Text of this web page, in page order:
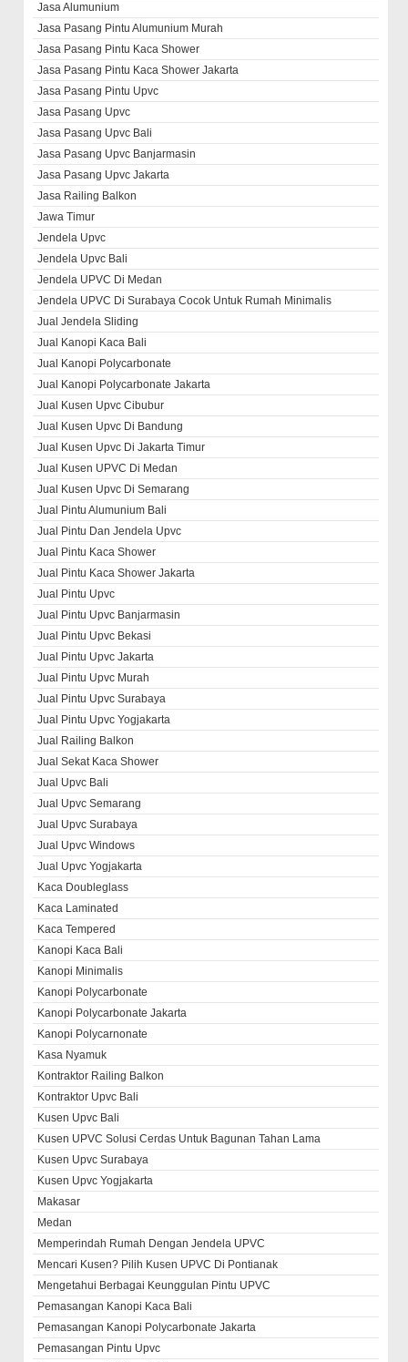
Jasa Alumunium
Jasa Pasang Pintu Alumunium Murah
Jasa Pasang Pintu Kaca Shower
Jasa Pasang Pintu Kaca Shower Jakarta
Jasa Pasang Pintu Upvc
Jasa Pasang Upvc
Jasa Pasang Upvc Bali
Jasa Pasang Upvc Banjarmasin
Jasa Pasang Upvc Jakarta
Jasa Railing Balkon
Jawa Timur
Jendela Upvc
Jendela Upvc Bali
Jendela UPVC Di Medan
Jendela UPVC Di Surabaya Cocok Untuk Rumah Minimalis
Jual Jendela Sliding
Jual Kanopi Kaca Bali
Jual Kanopi Polycarbonate
Jual Kanopi Polycarbonate Jakarta
Jual Kusen Upvc Cibubur
Jual Kusen Upvc Di Bandung
Jual Kusen Upvc Di Jakarta Timur
Jual Kusen UPVC Di Medan
Jual Kusen Upvc Di Semarang
Jual Pintu Alumunium Bali
Jual Pintu Dan Jendela Upvc
Jual Pintu Kaca Shower
Jual Pintu Kaca Shower Jakarta
Jual Pintu Upvc
Jual Pintu Upvc Banjarmasin
Jual Pintu Upvc Bekasi
Jual Pintu Upvc Jakarta
Jual Pintu Upvc Murah
Jual Pintu Upvc Surabaya
Jual Pintu Upvc Yogjakarta
Jual Railing Balkon
Jual Sekat Kaca Shower
Jual Upvc Bali
Jual Upvc Semarang
Jual Upvc Surabaya
Jual Upvc Windows
Jual Upvc Yogjakarta
Kaca Doubleglass
Kaca Laminated
Kaca Tempered
Kanopi Kaca Bali
Kanopi Minimalis
Kanopi Polycarbonate
Kanopi Polycarbonate Jakarta
Kanopi Polycarnonate
Kasa Nyamuk
Kontraktor Railing Balkon
Kontraktor Upvc Bali
Kusen Upvc Bali
Kusen UPVC Solusi Cerdas Untuk Bagunan Tahan Lama
Kusen Upvc Surabaya
Kusen Upvc Yogjakarta
Makasar
Medan
Memperindah Rumah Dengan Jendela UPVC
Mencari Kusen? Pilih Kusen UPVC Di Pontianak
Mengetahui Berbagai Keunggulan Pintu UPVC
Pemasangan Kanopi Kaca Bali
Pemasangan Kanopi Polycarbonate Jakarta
Pemasangan Pintu Upvc